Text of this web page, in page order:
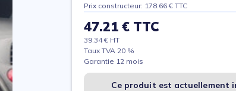
Prix constructeur: 178.66 € TTC
47.21 € TTC
39.34 € HT
Taux TVA 20 %
Garantie 12 mois
Ce produit est actuellement